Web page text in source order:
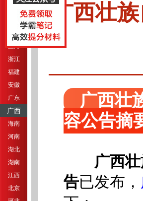
江苏
上海
浙江
福建
安徽
广东
广西
海南
河南
湖北
湖南
江西
北京
广西壮
广西壮
容公告摘
广西
告已发布，